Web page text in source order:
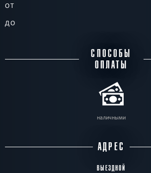
ОТ
ДО
СПОСОБЫ
ОПЛАТЫ
наличными
АДРЕС
ВЫЕЗДНОЙ